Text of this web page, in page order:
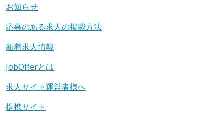
お知らせ
応募のある求人の掲載方法
新着求人情報
JobOfferとは
求人サイト運営者様へ
提携サイト